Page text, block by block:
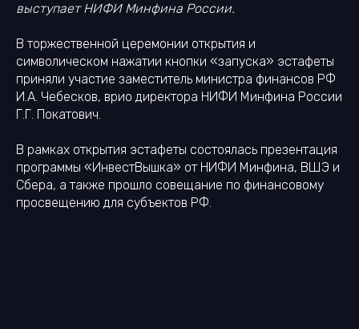
выступает НИФИ Минфина России.
В торжественной церемонии открытия и
символическом нажатии кнопки «запуска» эстафеты
приняли участие заместитель министра финансов РФ
И.А. Чебесков, врио директора НИФИ Минфина России
Г.Г. Покатович.
В рамках открытия эстафеты состоялась презентация
программы «ИнвестВышка» от НИФИ Минфина, ВШЭ и
Сбера, а также прошло совещание по финансовому
просвещению для субъектов РФ.